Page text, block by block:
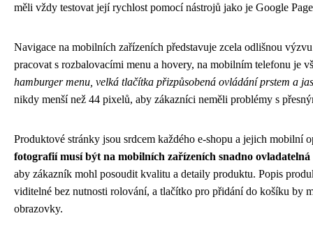
měli vždy testovat její rychlost pomocí nástrojů jako je Google
Navigace na mobilních zařízeních představuje zcela odlišnou
pracovat s rozbalovacími menu a hovery, na mobilním telefonu je
hamburger menu, velká tlačítka přizpůsobená ovládání prstem a
nikdy menší než 44 pixelů, aby zákazníci neměli problémy s
Produktové stránky jsou srdcem každého e-shopu a jejich mobilní
fotografií musí být na mobilních zařízeních snadno ovladatelná
aby zákazník mohl posoudit kvalitu a detaily produktu. Popis
viditelné bez nutnosti rolování, a tlačítko pro přidání do košíku by
obrazovky.